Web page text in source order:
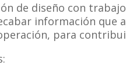
de diseño con
información que
para